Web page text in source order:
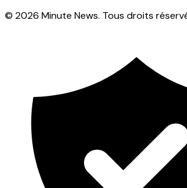
© 2026 Minute News. Tous droits